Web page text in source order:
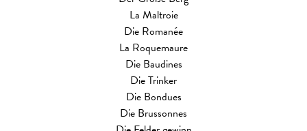
La Maltroie
Die Romanée
La Roquemaure
Die Baudines
Die Trinker
Die Bondues
Die Brussonnes